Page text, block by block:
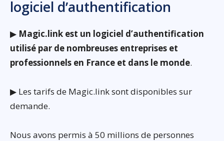
logiciel d’authentification
▶ Magic.link est un logiciel d’authentification
utilisé par de nombreuses entreprises et
professionnels en France et dans le monde.
▶ Les tarifs de Magic.link sont disponibles sur
demande.
Nous avons permis à 50 millions de personnes